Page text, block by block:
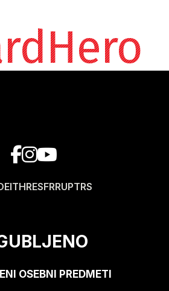
ITHRESFRRUPTRS
OSEBNI PREDMETI